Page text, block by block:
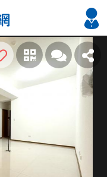
搜尋
價好屋限量釋出